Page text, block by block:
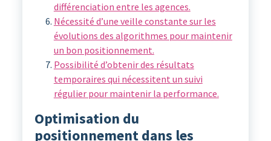
différenciation entre les agences.
Nécessité d’une veille constante sur les
évolutions des algorithmes pour maintenir
un bon positionnement.
Possibilité d’obtenir des résultats
temporaires qui nécessitent un suivi
régulier pour maintenir la performance.
Optimisation du
positionnement dans les